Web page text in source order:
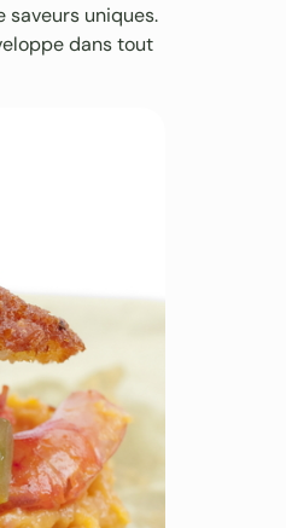
saveurs uniques.
dans tout